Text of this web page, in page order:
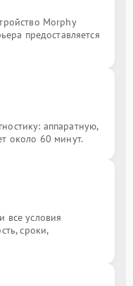
Morphy
предоставляется
аппаратную,
около 60 минут.
все условия
сроки,